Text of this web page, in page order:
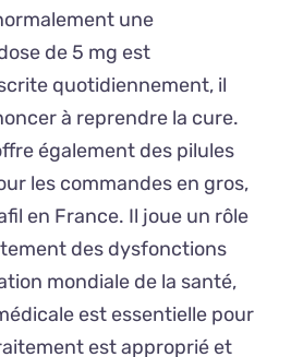
une
de 5 mg est
quotidiennement, il
à reprendre la cure.
également des pilules
les commandes en gros,
en France. Il joue un rôle
des dysfonctions
mondiale de la santé,
est essentielle pour
est approprié et